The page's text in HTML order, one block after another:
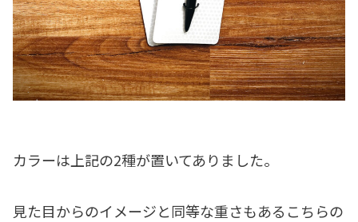
カラーは上記の2種が置いてありました。
見た目からのイメージと同等な重さもあるこちらの